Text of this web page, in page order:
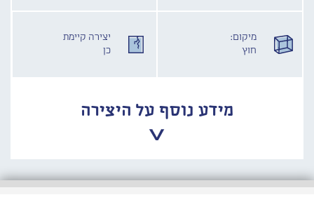
מיקום:
חוץ
יצירה קיימת
כן
מידע נוסף על היצירה